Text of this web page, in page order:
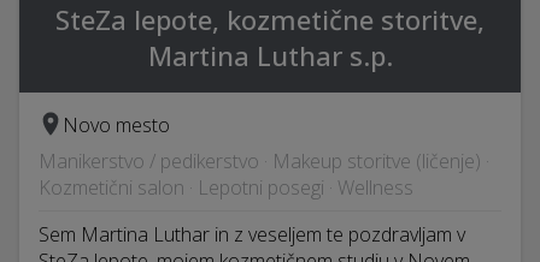
SteZa lepote, kozmetične storitve,
Martina Luthar s.p.
Novo mesto
Manikerstvo / pedikerstvo · Makeup storitve (ličenje) ·
Kozmetični salon · Lepotni posegi · Wellness
Sem Martina Luthar in z veseljem te pozdravljam v